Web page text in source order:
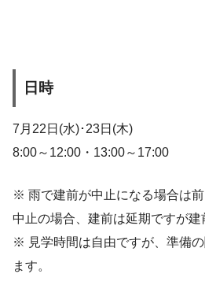
日時
7月22日(水)･23日(木)
8:00～12:00・13:00～17:00
※ 雨で建前が中止になる場合は前
中止の場合、建前は延期ですが建
※ 見学時間は自由ですが、準備
ます。